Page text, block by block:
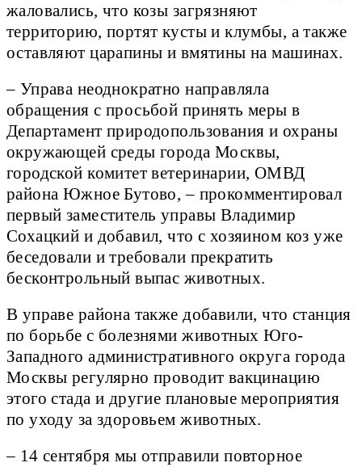
жаловались, что козы загрязняют
территорию, портят кусты и клумбы, а также
оставляют царапины и вмятины на машинах.
– Управа неоднократно направляла
обращения с просьбой принять меры в
Департамент природопользования и охраны
окружающей среды города Москвы,
городской комитет ветеринарии, ОМВД
района Южное Бутово, – прокомментировал
первый заместитель управы Владимир
Сохацкий и добавил, что с хозяином коз уже
беседовали и требовали прекратить
бесконтрольный выпас животных.
В управе района также добавили, что станция
по борьбе с болезнями животных Юго-
Западного административного округа города
Москвы регулярно проводит вакцинацию
этого стада и другие плановые мероприятия
по уходу за здоровьем животных.
– 14 сентября мы отправили повторное